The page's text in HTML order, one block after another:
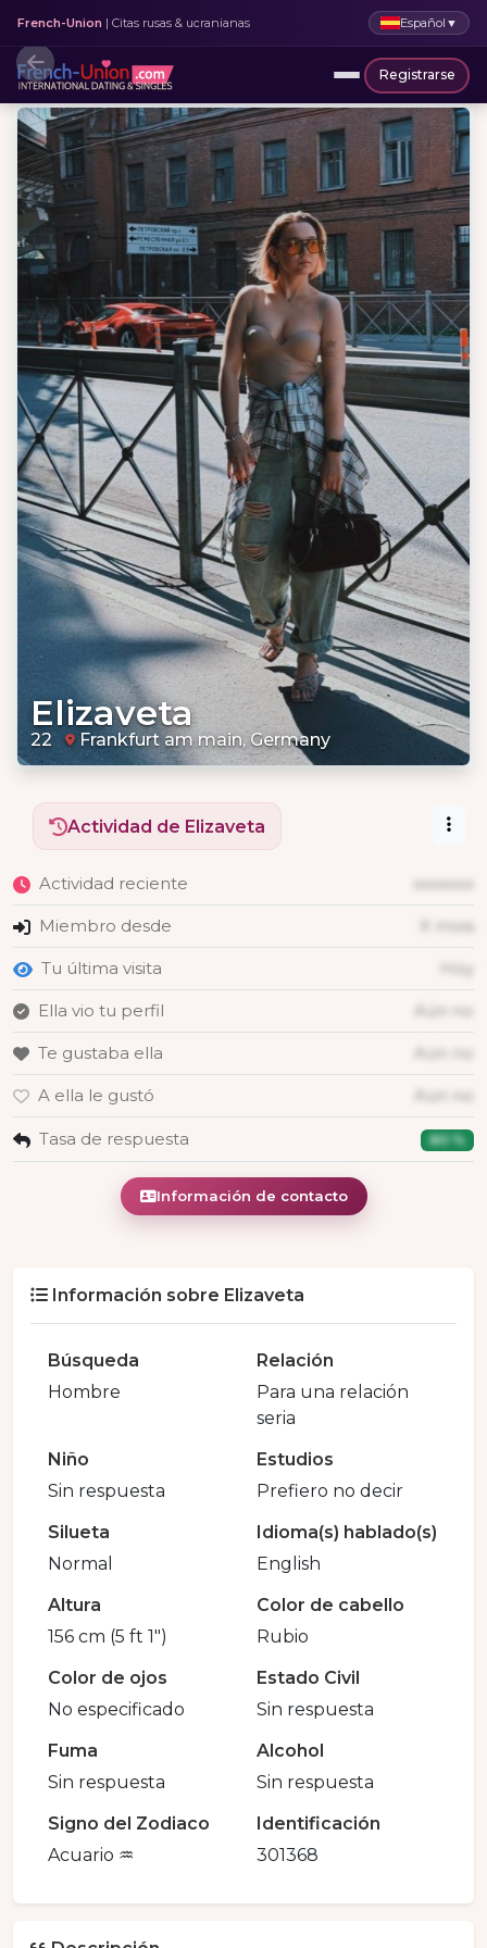
French-Union | Citas rusas & ucranianas Español ▼
Registrarse
Elizaveta
22 Frankfurt am main, Germany
Actividad de Elizaveta
Actividad reciente xxxxxxx
Miembro desde X mois
Tu última visita Hoy
Ella vio tu perfil Aún no
Te gustaba ella Aún no
A ella le gustó Aún no
Tasa de respuesta 80 %
Información de contacto
Información sobre Elizaveta
Búsqueda
Hombre
Relación
Para una relación
seria
Niño
Sin respuesta
Estudios
Prefiero no decir
Silueta
Normal
Idioma(s) hablado(s)
English
Altura
156 cm (5 ft 1")
Color de cabello
Rubio
Color de ojos
No especificado
Estado Civil
Sin respuesta
Fuma
Sin respuesta
Alcohol
Sin respuesta
Signo del Zodiaco
Acuario ♒️
Identificación
301368